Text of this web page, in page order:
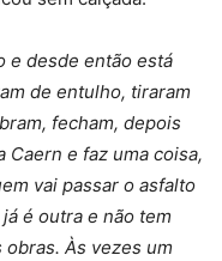
e desde então está
de entulho, tiraram
fecham, depois
Caern e faz uma coisa,
vai passar o asfalto
é outra e não tem
Às vezes um